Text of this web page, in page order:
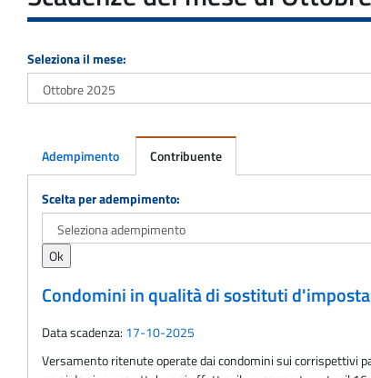
Seleziona il mese:
Adempimento Contribuente
Adempimento
Scelta per adempimento:
Condomini in qualità di sostituti
Data scadenza: 17-10-2025
Versamento ritenute operate dai condomini sui corrispettivi